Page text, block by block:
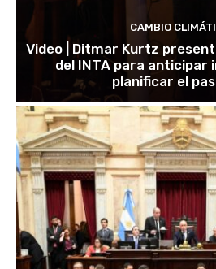
CAMBIO
Video | Ditmar Kurtz
del INTA para anticipar
planificar el